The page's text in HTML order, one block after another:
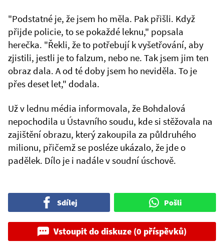
"Podstatné je, že jsem ho měla. Pak přišli. Když
přijde policie, to se pokaždé leknu," popsala
herečka. "Řekli, že to potřebují k vyšetřování, aby
zjistili, jestli je to falzum, nebo ne. Tak jsem jim ten
obraz dala. A od té doby jsem ho neviděla. To je
přes deset let," dodala.
Už v lednu média informovala, že Bohdalová
nepochodila u Ústavního soudu, kde si stěžovala na
zajištění obrazu, který zakoupila za půldruhého
milionu, přičemž se posléze ukázalo, že jde o
padělek. Dílo je i nadále v soudní úschově.
Sdílej Pošli
Vstoupit do diskuze (0 příspěvků)